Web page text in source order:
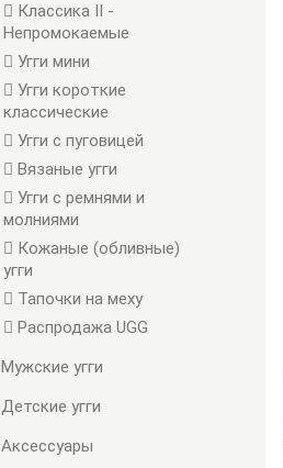
Классика II -
Непромокаемые
Угги мини
Угги короткие
классические
Угги с пуговицей
Вязаные угги
Угги с ремнями и
молниями
Кожаные (обливные)
угги
Тапочки на меху
Распродажа UGG
Мужские угги
Детские угги
Аксессуары